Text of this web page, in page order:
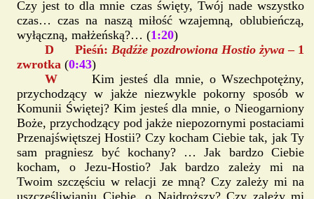
Czy jest to dla mnie czas święty, Twój nade wszystko
czas… czas na naszą miłość wzajemną, oblubieńczą,
wyłączną, małżeńską?… (1:20)
D Pieśń: Bądźże pozdrowiona Hostio żywa– 1
zwrotka (0:43)
WKim jesteś dla mnie, o Wszechpotężny,
przychodzący w jakże niezwykle pokorny sposób w
Komunii Świętej? Kim jesteś dla mnie, o Nieogarniony
Boże, przychodzący pod jakże niepozornymi postaciami
Przenajświętszej Hostii? Czy kocham Ciebie tak, jak Ty
sam pragniesz być kochany? … Jak bardzo Ciebie
kocham, o Jezu-Hostio? Jak bardzo zależy mi na
Twoim szczęściu w relacji ze mną? Czy zależy mi na
uszczęśliwianiu Ciebie, o Najdroższy? Czy zależy mi